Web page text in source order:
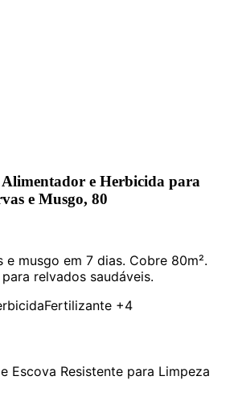
e Herbicida para
e Musgo, 80
e musgo em 7 dias. Cobre 80m².
relvados saudáveis.
Fertilizante +4
Escova Resistente para Limpeza